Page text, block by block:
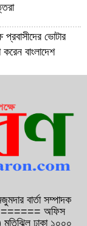
প্রবাসীদের ভোটার
বাংলাদেশ
অনুষ্ঠিত
বছরে পদার্পণ
আহত ১০
বার্তা সম্পাদক
অফিস
ঢাকা ১০০০